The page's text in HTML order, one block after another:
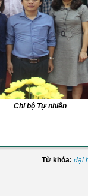
Chi bộ Tự nhiên
Từ khóa: đại